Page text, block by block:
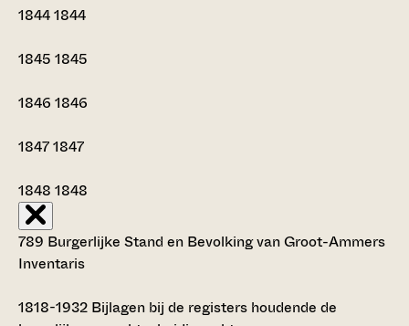
18441844
1845 1845
1846 1846
18471847
1848 1848
789 Burgerlijke Stand en Bevolking van Groot-Ammers
Inventaris
1818-1932 Bijlagen bij de registers houdende de